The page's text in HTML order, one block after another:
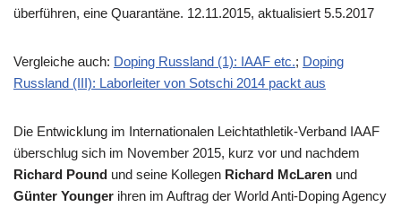
überführen, eine Quarantäne. 12.11.2015, aktualisiert 5.5.2017
Vergleiche auch: Doping Russland (1): IAAF etc.; Doping
Russland (III): Laborleiter von Sotschi 2014 packt aus
Die Entwicklung im Internationalen Leichtathletik-Verband IAAF
überschlug sich im November 2015, kurz vor und nachdem
Richard Pound und seine Kollegen Richard McLaren und
Günter Younger ihren im Auftrag der World Anti-Doping Agency